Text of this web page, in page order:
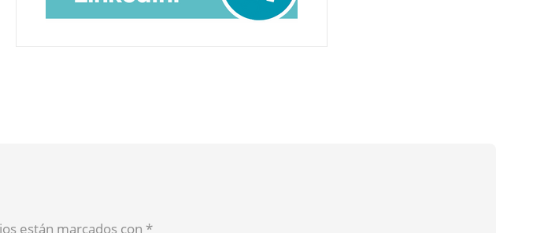
están marcados con *